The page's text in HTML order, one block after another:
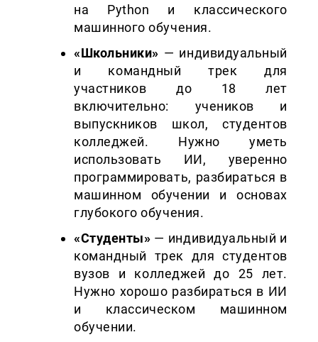
на Python и классического
машинного обучения.
«Школьники» — индивидуальный
и командный трек для
участников до 18 лет
включительно: учеников и
выпускников школ, студентов
колледжей. Нужно уметь
использовать ИИ, уверенно
программировать, разбираться в
машинном обучении и основах
глубокого обучения.
«Студенты» — индивидуальный и
командный трек для студентов
вузов и колледжей до 25 лет.
Нужно хорошо разбираться в ИИ
и классическом машинном
обучении.